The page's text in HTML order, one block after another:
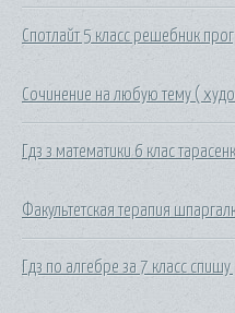
Спотлайт 5 класс решебник
Сочинение на любую тему (
Гдз з математики 6 клас
Факультетская терапия
Гдз по алгебре за 7 класс спишу